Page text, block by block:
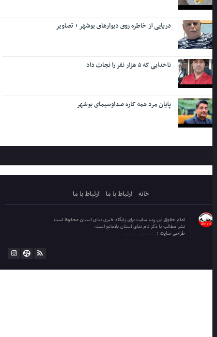
دریایی از خاطره روی دیوارهای بوشهر + تصاویر
ناخدایی که ۵ هزار نفر را نجات داد
پایان مرد همه کاره صداوسیمای بوشهر
خانه ارتباط با ما ارتباط با ما
تمام حقوق این وب سایت برای پایگاه خبری ندای استان محفوظ است.
نشر مطالب با ذکر نام ندای استان بلامانع است.
طراحی سایت :کلکسیون طراحی